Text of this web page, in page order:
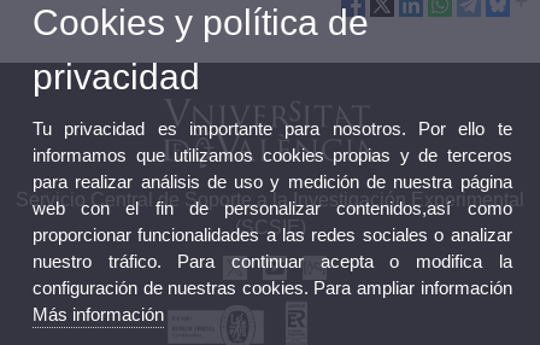
Servicio Central de Soporte a la Investigación Experimental
(SCSIE)
Cookies y política de
privacidad
Tu privacidad es importante para nosotros. Por ello te
informamos que utilizamos cookies propias y de terceros
para realizar análisis de uso y medición de nuestra página
web con el fin de personalizar contenidos,así como
proporcionar funcionalidades a las redes sociales o analizar
nuestro tráfico. Para continuar acepta o modifica la
configuración de nuestras cookies. Para ampliar información
Más información